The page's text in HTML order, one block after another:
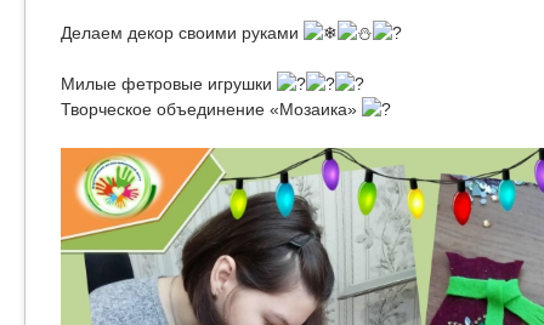
Делаем декор своими руками
Милые фетровые игрушки
Творческое объединение «Мозаика»